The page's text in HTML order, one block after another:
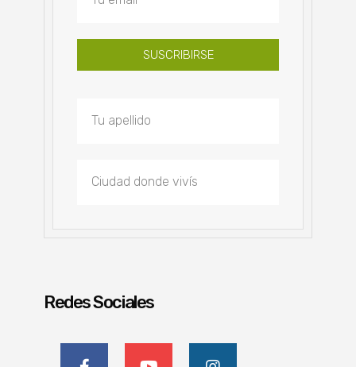
SUSCRIBIRSE
Redes Sociales